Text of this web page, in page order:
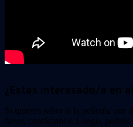
¿Estas interesado/a en
Si quieres saber si la película que
favor, contáctanos. Luego,